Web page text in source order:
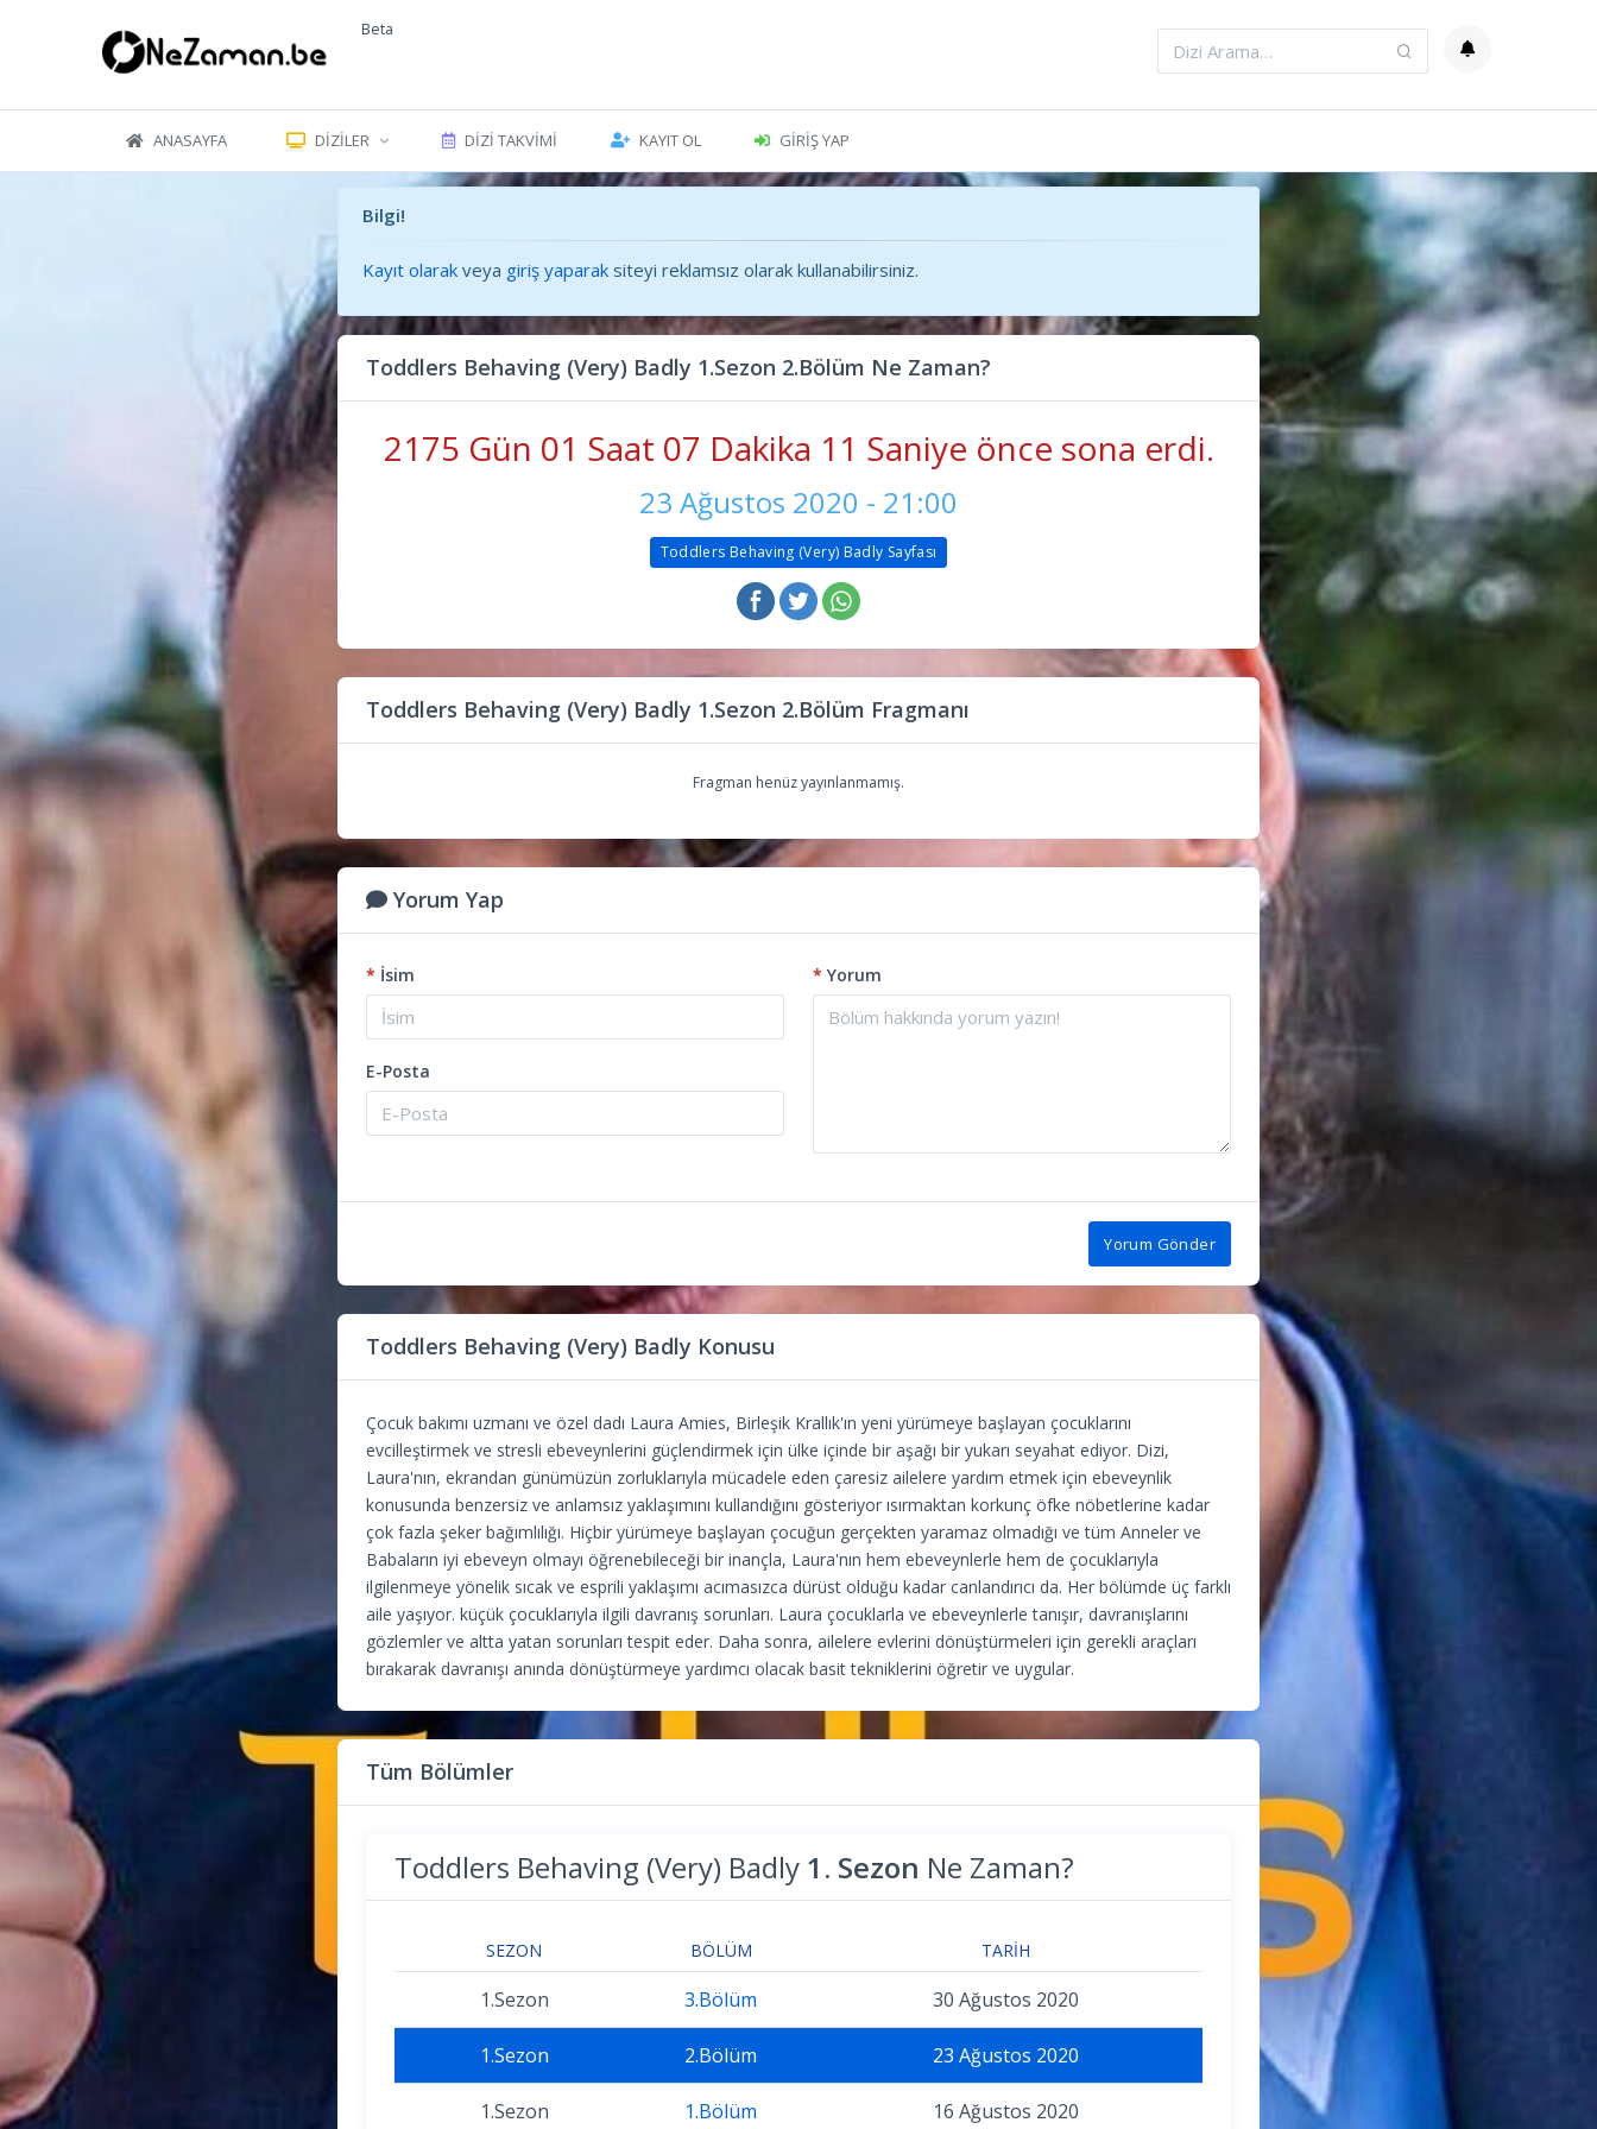
Beta
ANASAYFA DIZILER DIZI TAKVIMI KAYIT OL GIRIŞ YAP
Bilgi!
Kayıt olarak veya giriş yaparak siteyi reklamsız olarak kullanabilirsiniz.
Toddlers Behaving (Very) Badly 1.Sezon 2.Bölüm Ne Zaman?
2175 Gün 01 Saat 07 Dakika 12 Saniye önce sona erdi.
23 Ağustos 2020 - 21:00
Toddlers Behaving (Very) Badly Sayfası
Toddlers Behaving (Very) Badly 1.Sezon 2.Bölüm Fragmanı
Fragman henüz yayınlanmamış.
Yorum Yap
* İsim
E-Posta
* Yorum
Yorum Gönder
Toddlers Behaving (Very) Badly Konusu
Çocuk bakımı uzmanı ve özel dadı Laura Amies, Birleşik Krallık'ın yeni yürümeye başlayan çocuklarını
evcilleştirmek ve stresli ebeveynlerini güçlendirmek için ülke içinde bir aşağı bir yukarı seyahat ediyor. Dizi,
Laura'nın, ekrandan günümüzün zorluklarıyla mücadele eden çaresiz ailelere yardım etmek için ebeveynlik
konusunda benzersiz ve anlamsız yaklaşımını kullandığını gösteriyor ısırmaktan korkunç öfke nöbetlerine kadar
çok fazla şeker bağımlılığı. Hiçbir yürümeye başlayan çocuğun gerçekten yaramaz olmadığı ve tüm Anneler ve
Babaların iyi ebeveyn olmayı öğrenebileceği bir inançla, Laura'nın hem ebeveynlerle hem de çocuklarıyla
ilgilenmeye yönelik sıcak ve esprili yaklaşımı acımasızca dürüst olduğu kadar canlandırıcı da. Her bölümde üç farklı
aile yaşıyor. küçük çocuklarıyla ilgili davranış sorunları. Laura çocuklarla ve ebeveynlerle tanışır, davranışlarını
gözlemler ve altta yatan sorunları tespit eder. Daha sonra, ailelere evlerini dönüştürmeleri için gerekli araçları
bırakarak davranışı anında dönüştürmeye yardımcı olacak basit tekniklerini öğretir ve uygular.
Tüm Bölümler
Toddlers Behaving (Very) Badly 1. Sezon Ne Zaman?
SEZON BÖLÜM TARIH
1.Sezon 3.Bölüm 30 Ağustos 2020
1.Sezon 2.Bölüm 23 Ağustos 2020
1.Sezon 1.Bölüm 16 Ağustos 2020